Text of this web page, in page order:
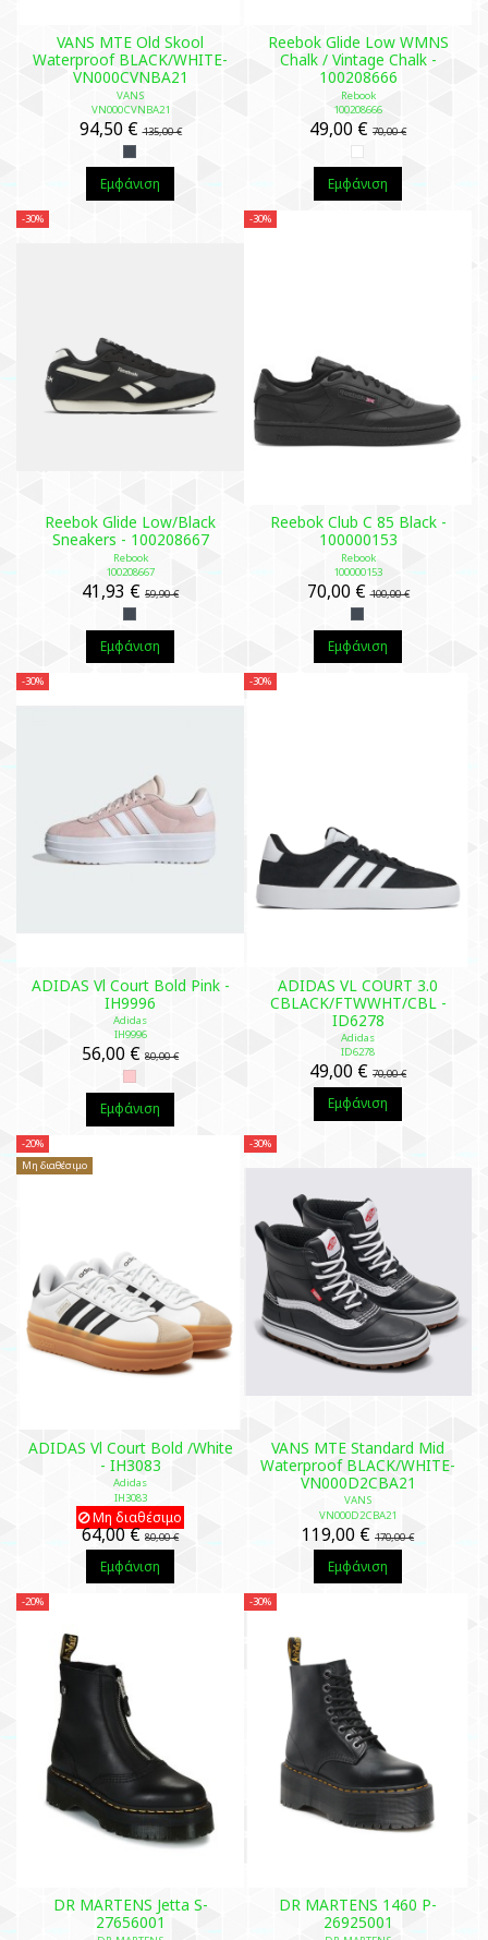
VANS MTE Old Skool
Waterproof BLACK/WHITE-
VN000CVNBA21
VANS
VN000CVNBA21
94,50 €135,00 €
Εμφάνιση
Reebok Glide Low WMNS
Chalk / Vintage Chalk -
100208666
Rebook
100208666
49,00 € 70,00 €
Εμφάνιση
-30%
Reebok Glide Low/Black
Sneakers - 100208667
Rebook
100208667
41,93 € 59,90 €
Εμφάνιση
-30%
Reebok Club C 85 Black -
100000153
Rebook
100000153
70,00 €100,00 €
Εμφάνιση
-30%
ADIDAS Vl Court Bold Pink -
IH9996
Adidas
IH9996
56,00 € 80,00 €
Εμφάνιση
-30%
ADIDAS VL COURT 3.0
CBLACK/FTWWHT/CBL -
ID6278
Adidas
ID6278
49,00 € 70,00 €
Εμφάνιση
-20%
Μη διαθέσιμο
ADIDAS Vl Court Bold /White
- IH3083
Adidas
IH3083
Μη διαθέσιμο
64,00 €80,00 €
Εμφάνιση
-30%
VANS MTE Standard Mid
Waterproof BLACK/WHITE-
VN000D2CBA21
VANS
VN000D2CBA21
119,00 € 170,00 €
Εμφάνιση
-20%
DR MARTENS Jetta S-
27656001
-30%
DR MARTENS 1460 P-
26925001